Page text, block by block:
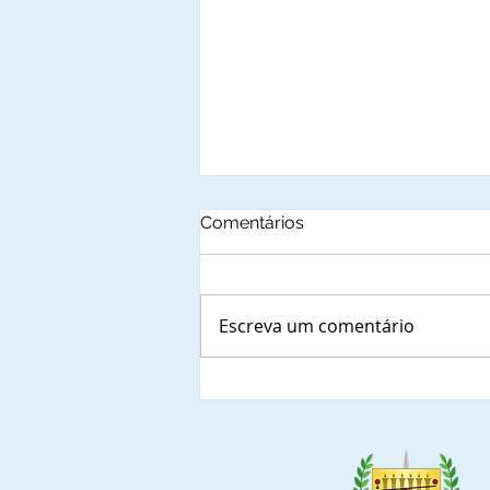
Fundo I, recebe em reunião,
Comissão de Implantação
Comentários
Escreva um comentário